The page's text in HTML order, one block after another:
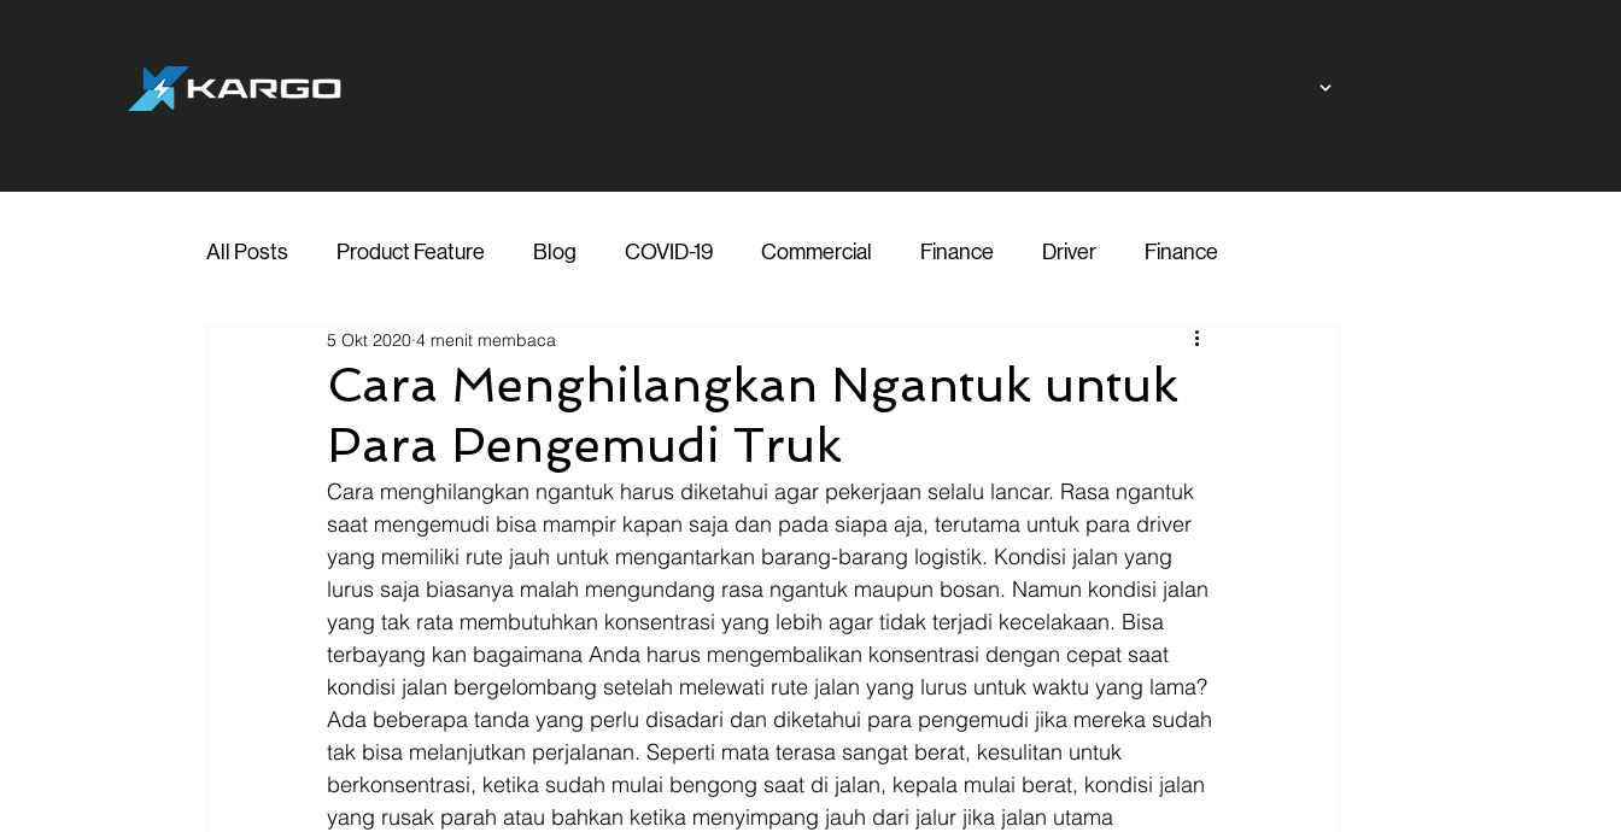
All Posts Product Feature Blog COVID-19 Commercial Finance Driver Finance
Marketing Media
Transporter Support Blog Vendor Shipper Media
Jakarta
Cara Menghilangkan Ngantuk untuk
Para Pengemudi Truk
5 Okt 2020 4 menit membaca
Cara menghilangkan ngantuk harus diketahui agar pekerjaan selalu lancar. Rasa ngantuk
saat mengemudi bisa mampir kapan saja dan pada siapa aja, terutama untuk para driver
yang memiliki rute jauh untuk mengantarkan barang-barang logistik. Kondisi jalan yang
lurus saja biasanya malah mengundang rasa ngantuk maupun bosan. Namun kondisi jalan
yang tak rata membutuhkan konsentrasi yang lebih agar tidak terjadi kecelakaan. Bisa
terbayang kan bagaimana Anda harus mengembalikan konsentrasi dengan cepat saat
kondisi jalan bergelombang setelah melewati rute jalan yang lurus untuk waktu yang lama?
Ada beberapa tanda yang perlu disadari dan diketahui para pengemudi jika mereka sudah
tak bisa melanjutkan perjalanan. Seperti mata terasa sangat berat, kesulitan untuk
berkonsentrasi, ketika sudah mulai bengong saat di jalan, kepala mulai berat, kondisi jalan
yang rusak parah atau bahkan ketika menyimpang jauh dari jalur jika jalan utama